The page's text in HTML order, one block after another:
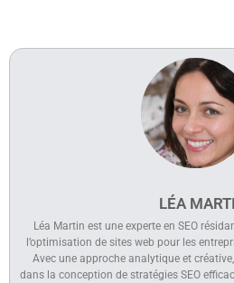
LÉA
Léa Martin est une experte en SEO
l’optimisation de sites web pour les
Avec une approche analytique et
dans la conception de stratégies SEO